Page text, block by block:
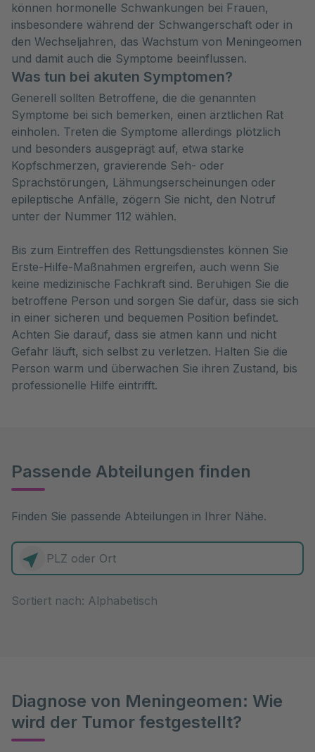
können hormonelle Schwankungen bei Frauen,
insbesondere während der Schwangerschaft oder in
den Wechseljahren, das Wachstum von Meningeomen
und damit auch die Symptome beeinflussen.
Was tun bei akuten Symptomen?
Generell sollten Betroffene, die die genannten
Symptome bei sich bemerken, einen ärztlichen Rat
einholen. Treten die Symptome allerdings plötzlich
und besonders ausgeprägt auf, etwa starke
Kopfschmerzen, gravierende Seh- oder
Sprachstörungen, Lähmungserscheinungen oder
epileptische Anfälle, zögern Sie nicht, den Notruf
unter der Nummer 112 wählen.
Bis zum Eintreffen des Rettungsdienstes können Sie
Erste-Hilfe-Maßnahmen ergreifen, auch wenn Sie
keine medizinische Fachkraft sind. Beruhigen Sie die
betroffene Person und sorgen Sie dafür, dass sie sich
in einer sicheren und bequemen Position befindet.
Achten Sie darauf, dass sie atmen kann und nicht
Gefahr läuft, sich selbst zu verletzen. Halten Sie die
Person warm und überwachen Sie ihren Zustand, bis
professionelle Hilfe eintrifft.
Passende Abteilungen finden
Finden Sie passende Abteilungen in Ihrer Nähe.
Diagnose von Meningeomen: Wie
wird der Tumor festgestellt?